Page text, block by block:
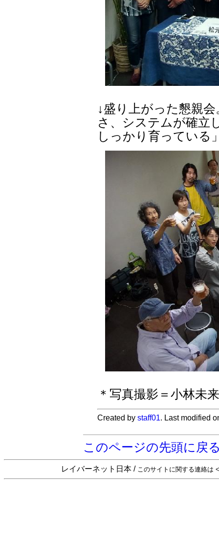
↓盛り上がった懇親
さ、システムが確立
しっかり育っている
＊写真撮影＝小林未
Created bystaff01. Last modified
このページの先頭に戻
レイバーネット日本 / このサイトに関する連絡は